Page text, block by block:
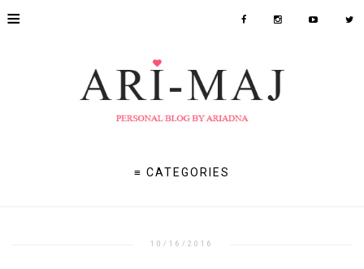
≡
≡ CATEGORIES
10/16/2016